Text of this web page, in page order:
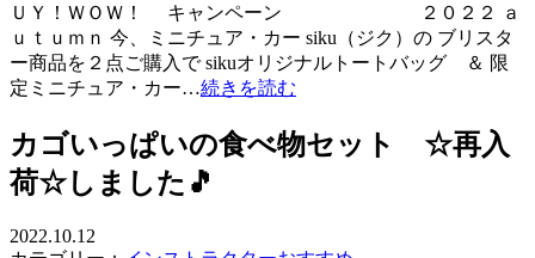
ＵＹ！ＷＯＷ！ キャンペーン ２０２２ ａ
ｕｔｕｍｎ 今、ミニチュア・カー siku（ジク）の ブリスタ
ー商品を２点ご購入で sikuオリジナルトートバッグ ＆ 限
定ミニチュア・カー…続きを読む
カゴいっぱいの食べ物セット ☆再入
荷☆しました🎵
2022.10.12